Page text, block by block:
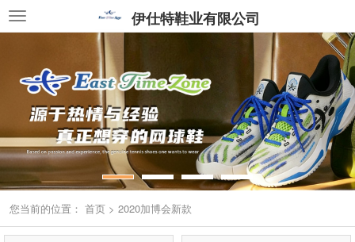
伊仕特鞋业有限公司
您当前的位置： 首页 > 2020加博会新款